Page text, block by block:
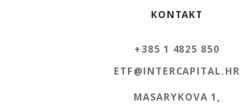
KONTAKT
+385 1 4825 850
ETF@INTERCAPITAL.HR
MASARYKOVA 1,